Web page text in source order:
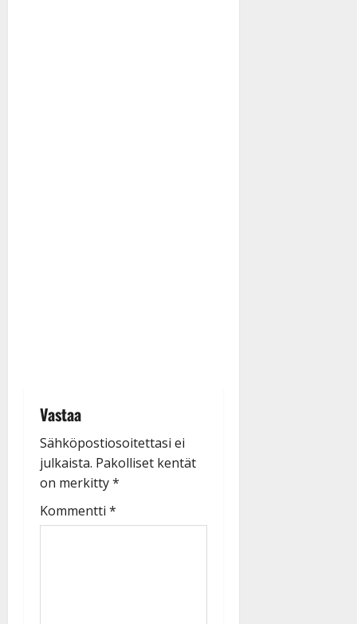
Vastaa
Sähköpostiosoitettasi ei
julkaista. Pakolliset kentät
on merkitty*
Kommentti *